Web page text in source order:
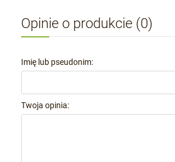
Opinie o produkcie (0)
Imię lub pseudonim:
Twoja opinia: